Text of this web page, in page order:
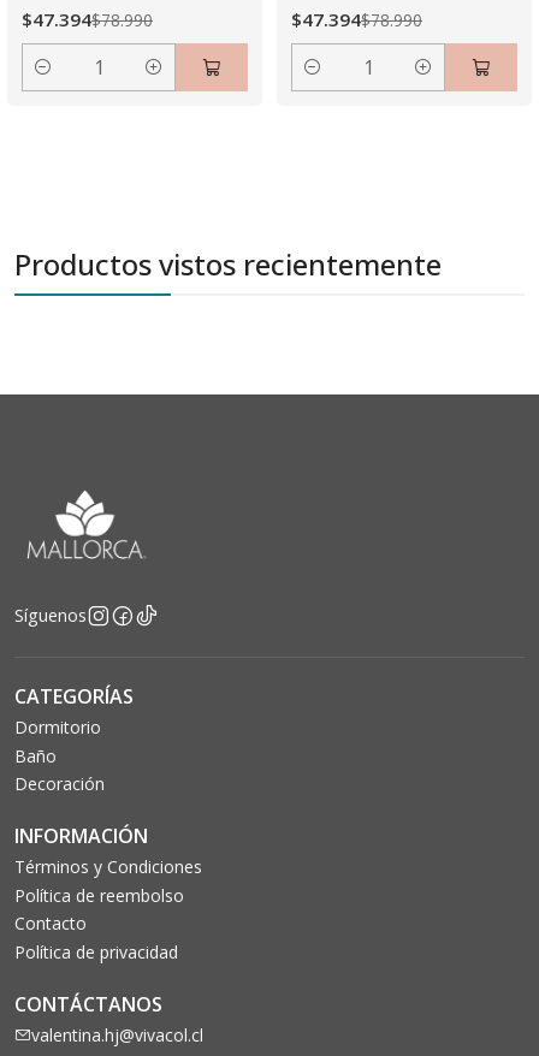
$47.394$78.990
Cantidad
$47.394$78.990
Cantidad
Productos vistos recientemente
Síguenos
CATEGORÍAS
Dormitorio
Baño
Decoración
INFORMACIÓN
Términos y Condiciones
Política de reembolso
Contacto
Política de privacidad
CONTÁCTANOS
valentina.hj@vivacol.cl